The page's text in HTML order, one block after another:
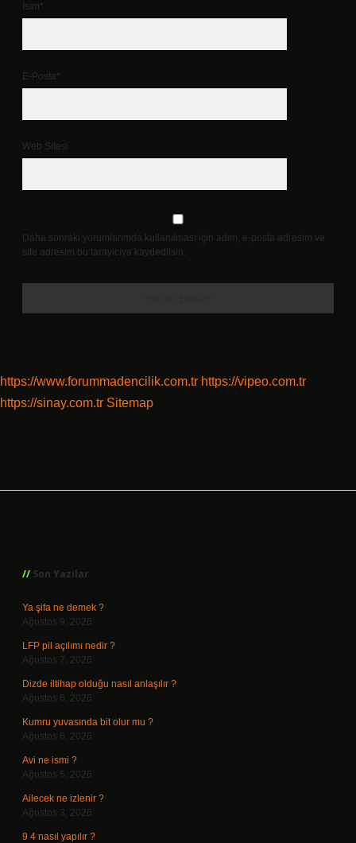
İsim*
E-Posta*
Web Sitesi
Daha sonraki yorumlarımda kullanılması için adım, e-posta adresim ve
site adresim bu tarayıcıya kaydedilsin.
https://www.forummadencilik.com.tr https://vipeo.com.tr
https://sinay.com.tr Sitemap
Son Yazılar
Ya şifa ne demek ?
Ağustos 9, 2026
LFP pil açılımı nedir ?
Ağustos 7, 2026
Dizde iltihap olduğu nasıl anlaşılır ?
Ağustos 6, 2026
Kumru yuvasında bit olur mu ?
Ağustos 6, 2026
Avi ne ismi ?
Ağustos 5, 2026
Ailecek ne izlenir ?
Ağustos 3, 2026
9 4 nasıl yapılır ?